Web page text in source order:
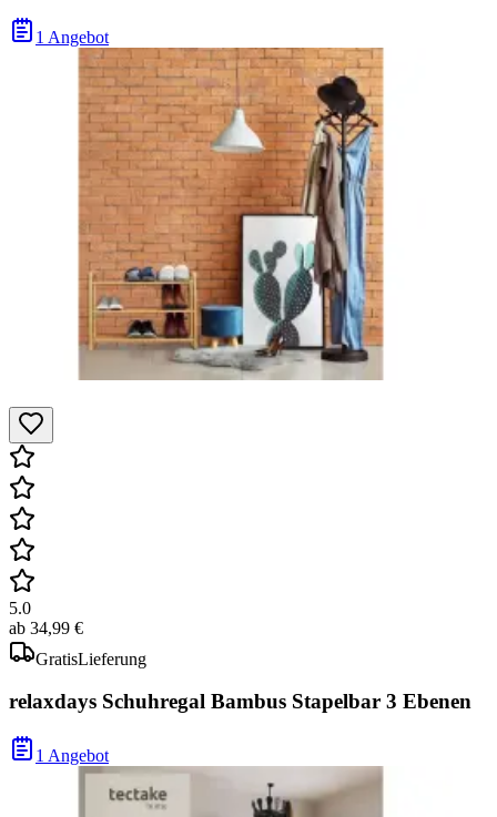
1 Angebot
5.0
ab 34,99 €
GratisLieferung
relaxdays Schuhregal Bambus Stapelbar 3 Ebenen
1 Angebot